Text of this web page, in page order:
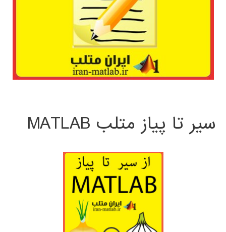
سیر تا پیاز متلب MATLAB